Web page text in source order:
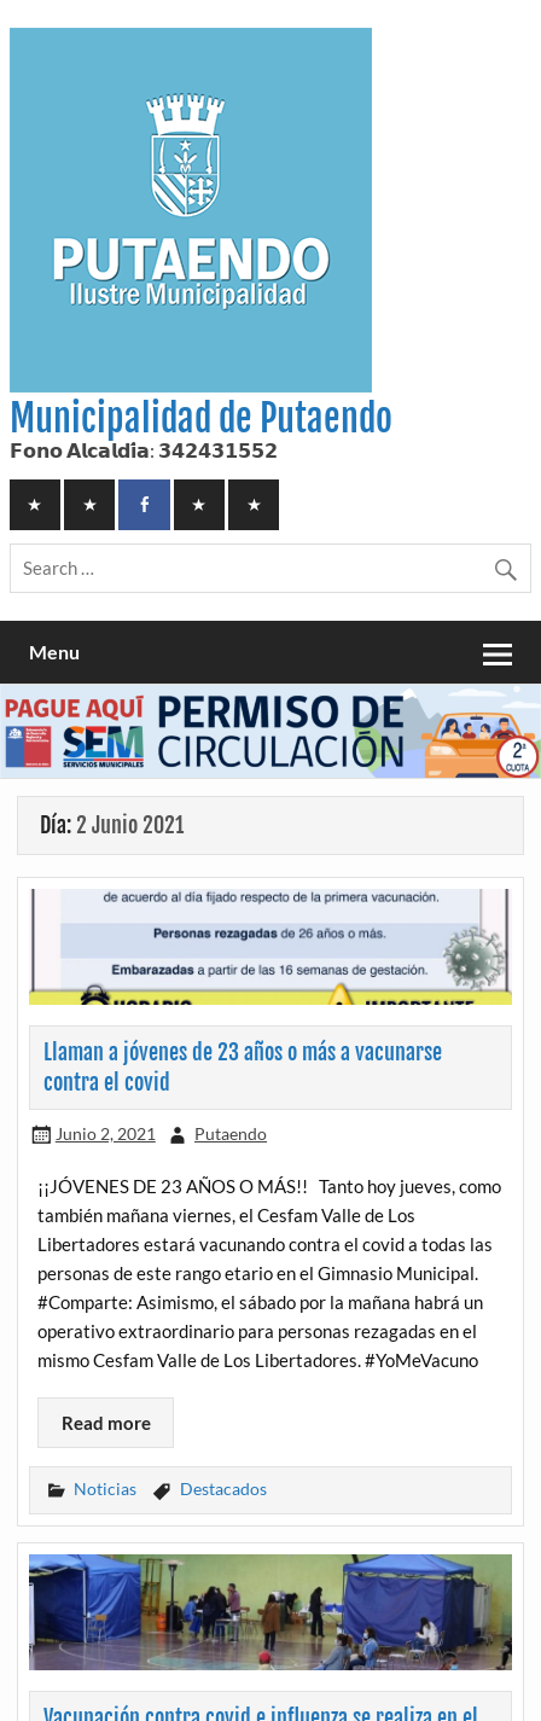
to
Municipalidad de Putaendo
𝗙𝗼𝗻𝗼 𝗔𝗹𝗰𝗮𝗹𝗱𝗶́𝗮: 𝟯𝟰𝟮𝟰𝟯𝟭𝟱𝟱𝟮
Menu
Día: 2 Junio 2021
Llaman a jóvenes de 23 años o más a vacunarse
contra el covid
Junio 2, 2021 Putaendo
¡¡JÓVENES DE 23 AÑOS O MÁS!! Tanto hoy jueves, como
también mañana viernes, el Cesfam Valle de Los
Libertadores estará vacunando contra el covid a todas las
personas de este rango etario en el Gimnasio Municipal.
#Comparte: Asimismo, el sábado por la mañana habrá un
operativo extraordinario para personas rezagadas en el
mismo Cesfam Valle de Los Libertadores. #YoMeVacuno
Read more
Noticias Destacados